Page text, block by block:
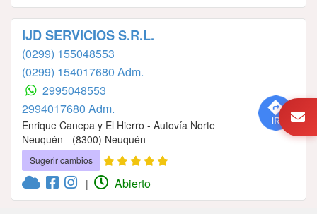
IJD SERVICIOS S.R.L.
(0299) 155048553
(0299) 154017680 Adm.
2995048553
2994017680 Adm.
Enrique Canepa y El Hierro - Autovía Norte
Neuquén - (8300) Neuquén
Sugerir cambios
| Abierto